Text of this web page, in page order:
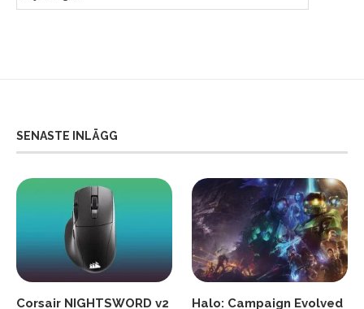
SENASTE INLÄGG
Corsair NIGHTSWORD v2
Halo: Campaign Evolved